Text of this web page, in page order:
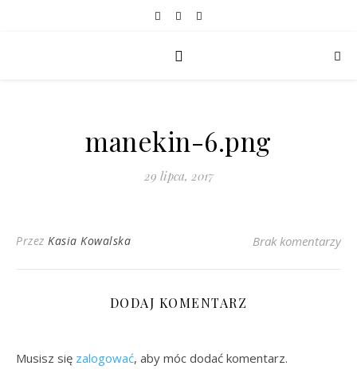
manekin-6.png
29 lipca, 2017
Przez Kasia Kowalska Brak komentarzy
DODAJ KOMENTARZ
Musisz się zalogować, aby móc dodać komentarz.